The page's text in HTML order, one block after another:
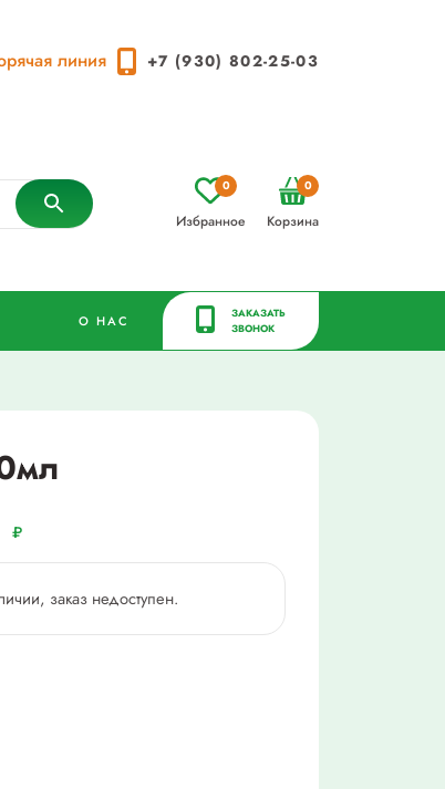
линия +7 (930) 802-25-03
Избранное
0
Корзина
0
О НАС
ЗАКАЗАТЬ
ЗВОНОК
₽
заказ недоступен.